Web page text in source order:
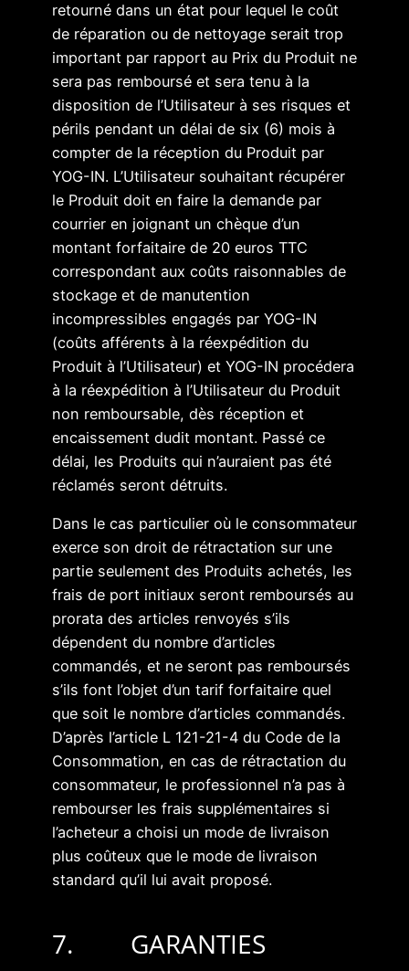
retourné dans un état pour lequel le coût
de réparation ou de nettoyage serait trop
important par rapport au Prix du Produit ne
sera pas remboursé et sera tenu à la
disposition de l’Utilisateur à ses risques et
périls pendant un délai de six (6) mois à
compter de la réception du Produit par
YOG-IN. L’Utilisateur souhaitant récupérer
le Produit doit en faire la demande par
courrier en joignant un chèque d’un
montant forfaitaire de 20 euros TTC
correspondant aux coûts raisonnables de
stockage et de manutention
incompressibles engagés par YOG-IN
(coûts afférents à la réexpédition du
Produit à l’Utilisateur) et YOG-IN procédera
à la réexpédition à l’Utilisateur du Produit
non remboursable, dès réception et
encaissement dudit montant. Passé ce
délai, les Produits qui n’auraient pas été
réclamés seront détruits.
Dans le cas particulier où le consommateur
exerce son droit de rétractation sur une
partie seulement des Produits achetés, les
frais de port initiaux seront remboursés au
prorata des articles renvoyés s’ils
dépendent du nombre d’articles
commandés, et ne seront pas remboursés
s’ils font l’objet d’un tarif forfaitaire quel
que soit le nombre d’articles commandés.
D’après l’article L 121-21-4 du Code de la
Consommation, en cas de rétractation du
consommateur, le professionnel n’a pas à
rembourser les frais supplémentaires si
l’acheteur a choisi un mode de livraison
plus coûteux que le mode de livraison
standard qu’il lui avait proposé.
7. GARANTIES